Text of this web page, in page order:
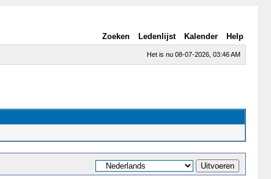
Zoeken Ledenlijst Kalender Help
Het is nu 08-07-2026, 03:46 AM